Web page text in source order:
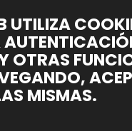
UTILIZA
OTRAS
MISMAS.